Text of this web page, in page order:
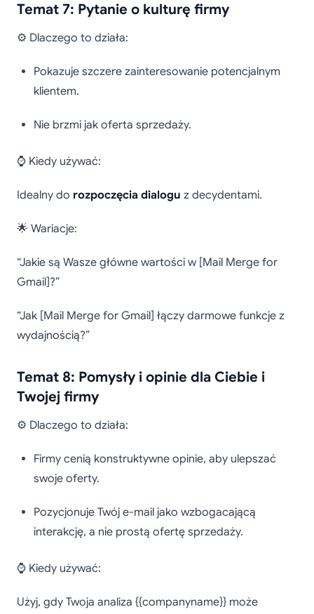
Temat 7: Pytanie o kulturę firmy
⚙️ Dlaczego to działa:
Pokazuje szczere zainteresowanie potencjalnym
klientem.
Nie brzmi jak oferta sprzedaży.
⌚ Kiedy używać:
Idealny do rozpoczęcia dialogu z decydentami.
🌟 Wariacje:
“Jakie są Wasze główne wartości w [Mail Merge for
Gmail]?”
“Jak [Mail Merge for Gmail] łączy darmowe funkcje z
wydajnością?”
Temat 8: Pomysły i opinie dla Ciebie i
Twojej firmy
⚙️ Dlaczego to działa:
Firmy cenią konstruktywne opinie, aby ulepszać
swoje oferty.
Pozycjonuje Twój e-mail jako wzbogacającą
interakcję, a nie prostą ofertę sprzedaży.
⌚ Kiedy używać:
Użyj, gdy Twoja analiza {{companyname}} może